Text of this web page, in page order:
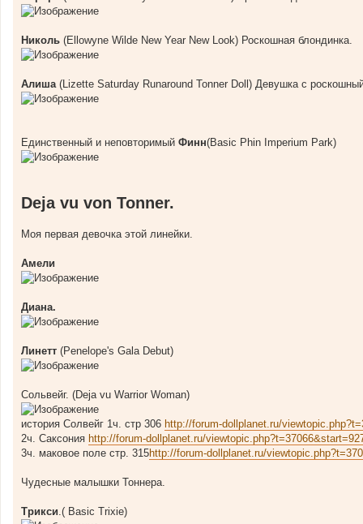
Николь (Ellowyne Wilde New Year New Look) Роскошная блондинка.
Алиша(Lizette Saturday Runaround Tonner Doll) Девушка с
Единственный и неповторимый Финн(Basic Phin Imperium Park)
Deja vu von Tonner.
Моя первая девочка этой линейки.
Амели
Диана.
Линетт (Penelope's Gala Debut)
Сольвейг. (Deja vu Warrior Woman)
история Солвейг 1ч. стр 306 http://forum-dollplanet.ru/
2ч. Саксония http://forum-dollplanet.ru/
3ч. маковое поле стр. 315http://forum-dollplanet.ru/
Чудесные малышки Тоннера.
Трикси.( Basic Trixie)